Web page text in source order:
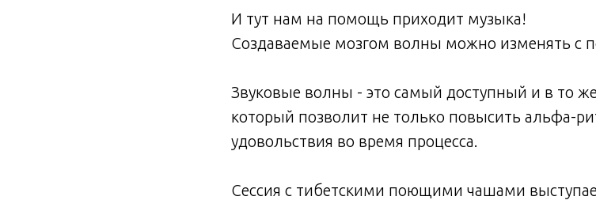
И тут нам на помощь приходит музыка!
Создаваемые мозгом волны можно изменять с
Звуковые волны - это самый доступный и в то
который позволит не только повысить альфа-
удовольствия во время процесса.
Сессия с тибетскими поющими чашами